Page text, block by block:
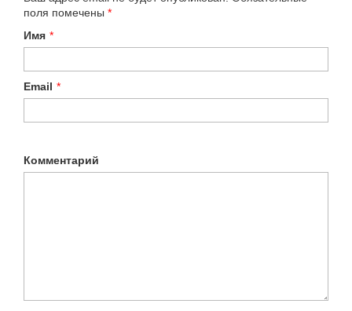
поля помечены *
Имя *
Email *
Комментарий